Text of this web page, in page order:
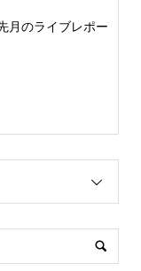
月のライブレポー